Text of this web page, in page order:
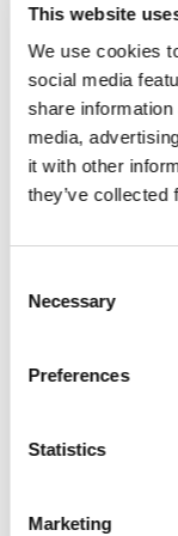
This website
We use cookies
social media
share
media,
it with other
they’ve
Selection
Necessary
Preferences
Statistics
Marketing
mobile App:
mobile App:
(nachfolgend:
Wir können
die von Ihnen
betriebene
bereitzustellen.